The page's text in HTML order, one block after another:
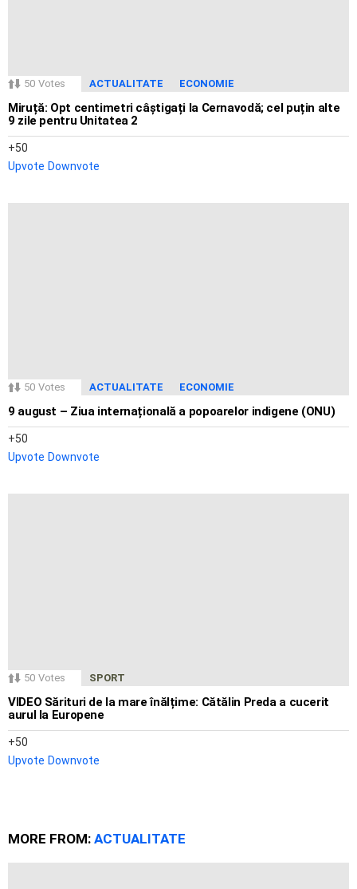
50 Votes ACTUALITATE ECONOMIE
Miruță: Opt centimetri câștigați la Cernavodă; cel puțin alte
9 zile pentru Unitatea 2
50
Upvote Downvote
50 Votes ACTUALITATE ECONOMIE
9 august – Ziua internațională a popoarelor indigene (ONU)
50
Upvote Downvote
50 Votes SPORT
VIDEO Sărituri de la mare înălțime: Cătălin Preda a cucerit
aurul la Europene
50
Upvote Downvote
MORE FROM: ACTUALITATE